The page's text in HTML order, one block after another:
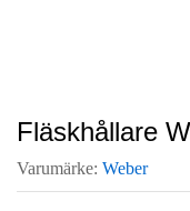
Fläskhållare
Varumärke: Weber